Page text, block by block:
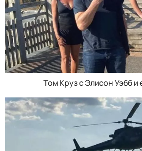
Том Круз с Элисон Уэбб